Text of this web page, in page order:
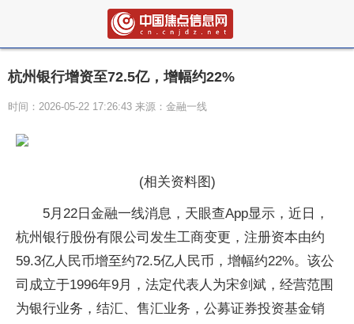
杭州银行增资至72.5亿，增幅约22%
时间：2026-05-22 17:26:43 来源：金融一线
(相关资料图)
5月22日金融一线消息，天眼查App显示，近日，
杭州银行股份有限公司发生工商变更，注册资本由约
59.3亿人民币增至约72.5亿人民币，增幅约22%。该公
司成立于1996年9月，法定代表人为宋剑斌，经营范围
为银行业务，结汇、售汇业务，公募证券投资基金销